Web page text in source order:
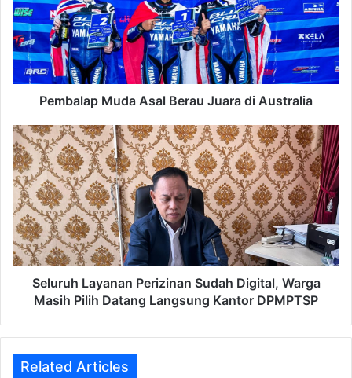
Juara
di
Australia
Pembalap Muda Asal Berau Juara di Australia
Seluruh
Layanan
Perizinan
Sudah
Digital,
Warga
Masih
Pilih
Datang
Langsung
Kantor
Seluruh Layanan Perizinan Sudah Digital, Warga
Masih Pilih Datang Langsung Kantor DPMPTSP
Related Articles